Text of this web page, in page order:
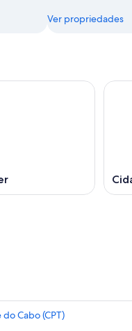
Ver propriedades
Cabo (CPT)